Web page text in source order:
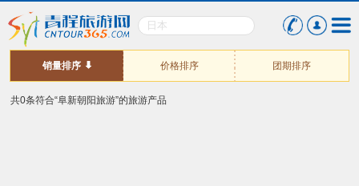
销量排序 价格排序 团期排序
共0条符合“阜新朝阳旅游”的旅游产品